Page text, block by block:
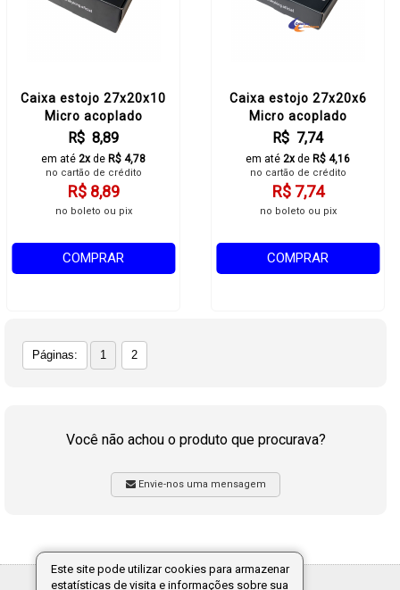
Caixa estojo 27x20x10
Micro acoplado
R$ 8,89
em até 2xde R$ 4,78
no cartão de crédito
R$ 8,89
no boleto ou pix
COMPRAR
Caixa estojo 27x20x6
Micro acoplado
R$ 7,74
em até 2xde R$ 4,16
no cartão de crédito
R$ 7,74
no boleto ou pix
COMPRAR
Páginas: 1 2
Você não achou o produto que procurava?
Envie-nos uma mensagem
Tecnologia:
Este site pode utilizar cookies para armazenar
estatísticas de visita e informações sobre sua